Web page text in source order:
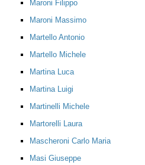
Maroni Filippo
Maroni Massimo
Martello Antonio
Martello Michele
Martina Luca
Martina Luigi
Martinelli Michele
Martorelli Laura
Mascheroni Carlo Maria
Masi Giuseppe